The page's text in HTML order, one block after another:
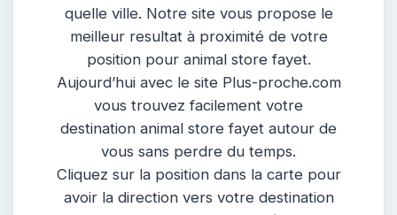
quelle ville. Notre site vous propose le
meilleur resultat à proximité de votre
position pour animal store fayet.
Aujourd’hui avec le site Plus-proche.com
vous trouvez facilement votre
destination animal store fayet autour de
vous sans perdre du temps.
Cliquez sur la position dans la carte pour
avoir la direction vers votre destination